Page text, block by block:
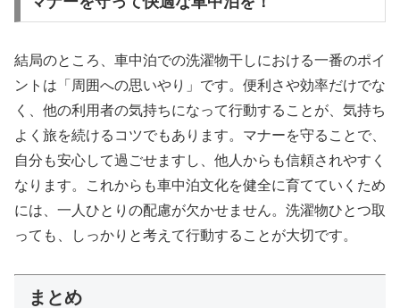
結局のところ、車中泊での洗濯物干しにおける一番のポイ
ントは「周囲への思いやり」です。便利さや効率だけでな
く、他の利用者の気持ちになって行動することが、気持ち
よく旅を続けるコツでもあります。マナーを守ることで、
自分も安心して過ごせますし、他人からも信頼されやすく
なります。これからも車中泊文化を健全に育てていくため
には、一人ひとりの配慮が欠かせません。洗濯物ひとつ取
っても、しっかりと考えて行動することが大切です。
まとめ